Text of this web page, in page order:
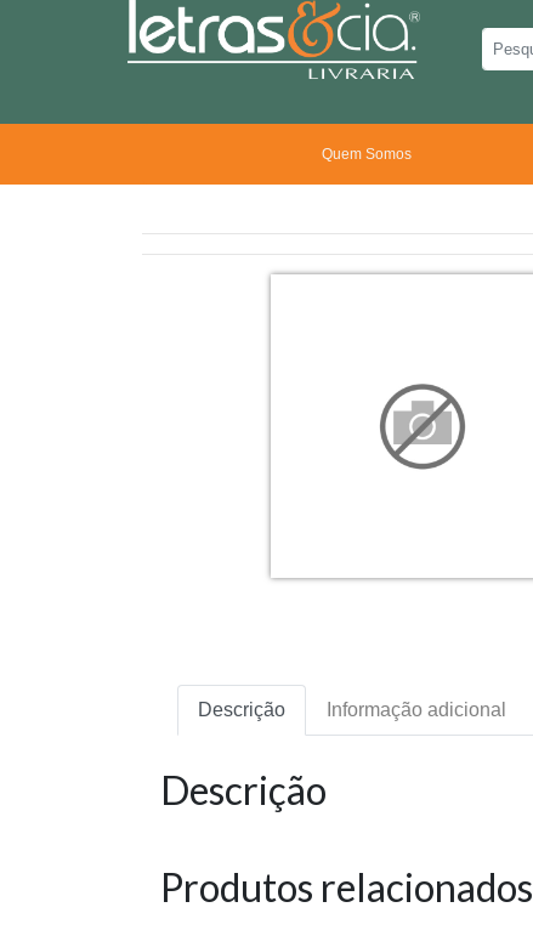
Quem Somos
Descrição Informação adicional
Descrição
Produtos relacionados